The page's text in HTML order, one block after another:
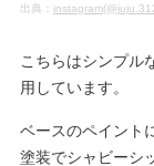
出典：
こちらはシンプル
用しています。
ベースのペイント
塗装でシャビーシ